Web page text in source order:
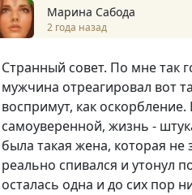
Марина Сабода
2 года назад
Странный совет. По мне так
мужчина отреагировал вот
воспримут, как
самоуверенной, жизнь -
была такая жена, которая
реально спивался и утонул
осталась одна и до сих пор